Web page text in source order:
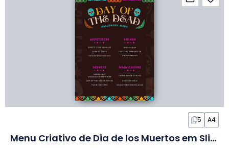
5 A4
Menu Criativo de Dia de los Muertos em Slides